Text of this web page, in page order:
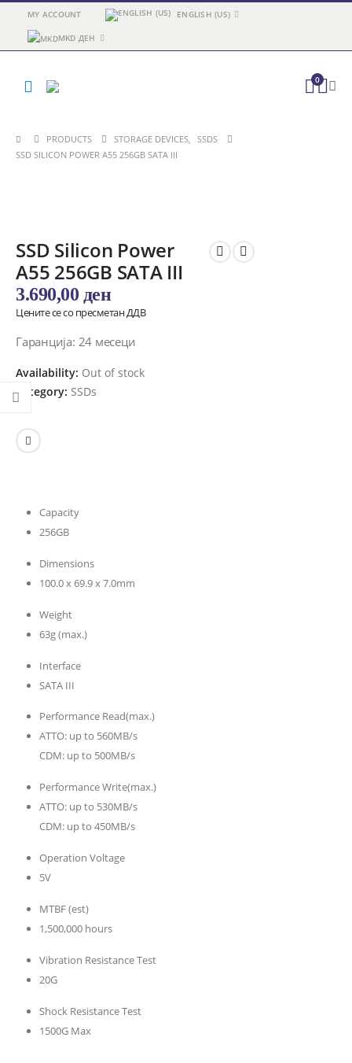
MY ACCOUNT ENGLISH (US)
MKD ДЕН
0
PRODUCTS STORAGE DEVICES,
SSDS
SSD SILICON POWER A55 256GB SATA III
SSD Silicon Power
A55 256GB SATA III
3.690,00 ден
Цените се со пресметан ДДВ
Гаранција: 24 месеци
Availability: Out of stock
Category: SSDs
Capacity
256GB
Dimensions
100.0 x 69.9 x 7.0mm
Weight
63g (max.)
Interface
SATA III
Performance Read(max.)
ATTO: up to 560MB/s
CDM: up to 500MB/s
Performance Write(max.)
ATTO: up to 530MB/s
CDM: up to 450MB/s
Operation Voltage
5V
MTBF (est)
1,500,000 hours
Vibration Resistance Test
20G
Shock Resistance Test
1500G Max